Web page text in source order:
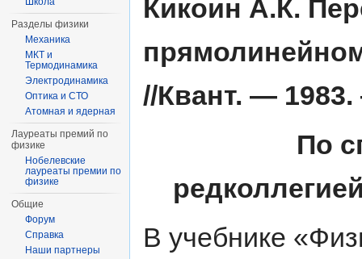
Кикоин А.К.
//Квант. —
По
В учебнике
Разделы физики
Механика
МКТ и
Термодинамика
Электродинамика
Оптика и СТО
Атомная и ядерная
Лауреаты премий по
физике
Нобелевские
лауреаты премии по
физике
Общие
Форум
Справка
Наши партнеры